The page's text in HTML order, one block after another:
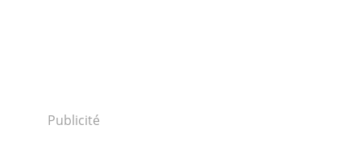
Publicité